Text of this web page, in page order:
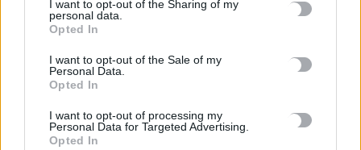
I want to opt-out of the Sharing of my
personal data.
Opted In
I want to opt-out of the Sale of my
Personal Data.
Opted In
I want to opt-out of processing my
Personal Data for Targeted Advertising.
Opted In
Τουρκική προεδρία: Παραπληροφόρηση
ότι η προμήθεια φυσικού αερίου από τη